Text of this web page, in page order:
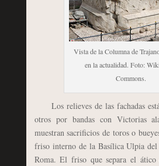
Vista de la Columna de
en la actualidad. Foto:
Commons.
Los relieves de las fachadas
otros por bandas con Victorias
muestran sacrificios de toros o
friso interno de la Basílica Ulpia
Roma. El friso que separa el